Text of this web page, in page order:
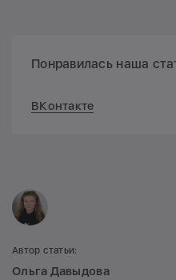
Понравилась наша
ВКонтакте
Автор статьи:
Ольга Давыдова